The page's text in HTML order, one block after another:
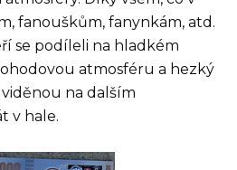
fanouškům, fanynkám, atd.
se podíleli na hladkém
atmosféru a hezký
na dalším
v hale.